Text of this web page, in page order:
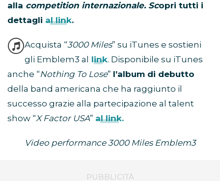
alla competition internazionale. Scopri tutti i
dettagli al link.
Acquista “3000 Miles” su iTunes e sostieni
gli Emblem3 al
link. Disponibile su iTunes
anche “Nothing To Lose” l’album di debutto
della band americana che ha raggiunto il
successo grazie alla partecipazione al talent
show “X Factor USA” al link.
Video performance 3000 Miles Emblem3